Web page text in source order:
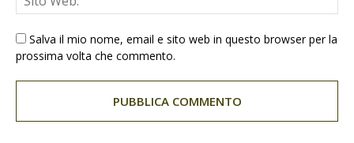
Salva il mio nome, email e sito web in questo browser per la
prossima volta che commento.